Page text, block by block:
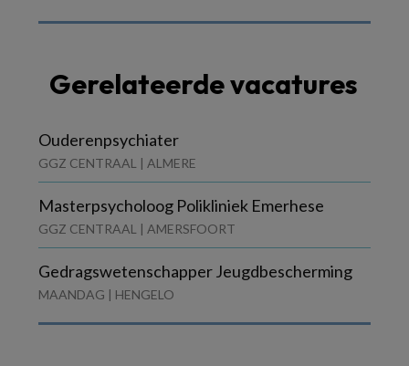
Gerelateerde vacatures
Ouderenpsychiater
GGZ CENTRAAL | ALMERE
Masterpsycholoog Polikliniek Emerhese
GGZ CENTRAAL | AMERSFOORT
Gedragswetenschapper Jeugdbescherming
MAANDAG | HENGELO